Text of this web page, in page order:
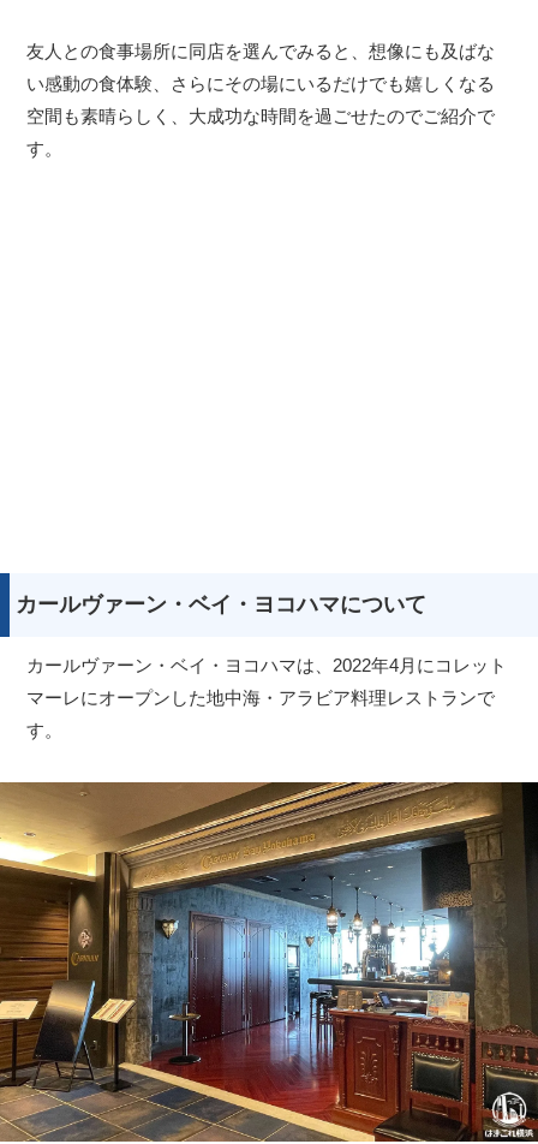
友人との食事場所に同店を選んでみると、想像にも及ばな
い感動の食体験、さらにその場にいるだけでも嬉しくなる
空間も素晴らしく、大成功な時間を過ごせたのでご紹介で
す。
カールヴァーン・ベイ・ヨコハマについて
カールヴァーン・ベイ・ヨコハマは、2022年4月にコレット
マーレにオープンした地中海・アラビア料理レストランで
す。